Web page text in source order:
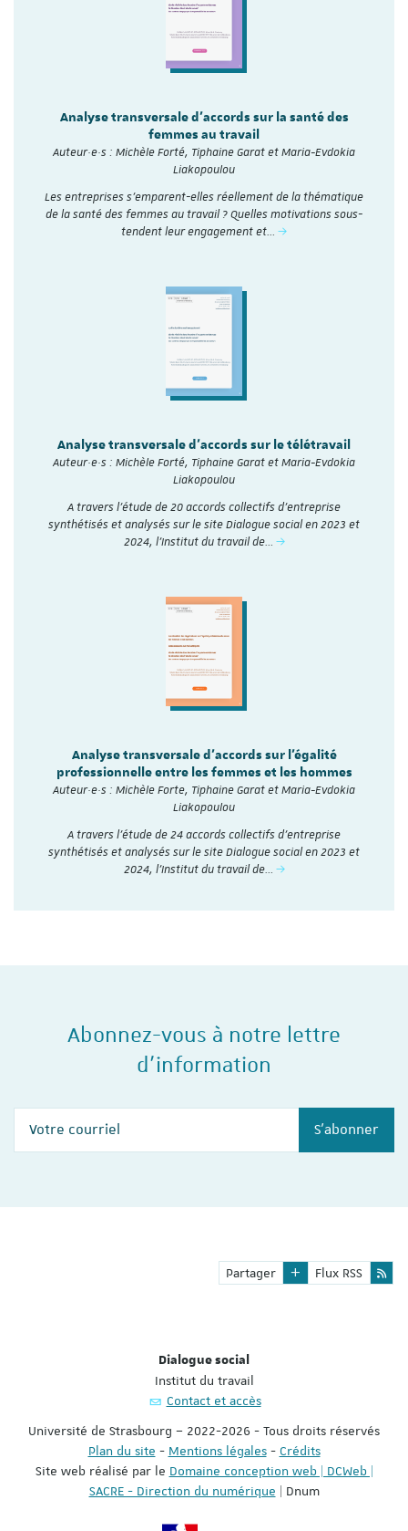
Analyse transversale d'accords sur la santé des
femmes au travail
Auteur·e·s : Michèle Forté, Tiphaine Garat et Maria-Evdokia
Liakopoulou
Les entreprises s’emparent-elles réellement de la thématique
de la santé des femmes au travail ? Quelles motivations sous-
tendent leur engagement et…
Analyse transversale d'accords sur le télétravail
Auteur·e·s : Michèle Forté, Tiphaine Garat et Maria-Evdokia
Liakopoulou
A travers l’étude de 20 accords collectifs d’entreprise
synthétisés et analysés sur le site Dialogue social en 2023 et
2024, l'Institut du travail de…
Analyse transversale d'accords sur l'égalité
professionnelle entre les femmes et les hommes
Auteur·e·s : Michèle Forte, Tiphaine Garat et Maria-Evdokia
Liakopoulou
A travers l’étude de 24 accords collectifs d’entreprise
synthétisés et analysés sur le site Dialogue social en 2023 et
2024, l'Institut du travail de…
Abonnez-vous à notre lettre
d'information
S'abonner
Partager Flux RSS
Dialogue social
Institut du travail
Contact et accès
Université de Strasbourg – 2022-2026 - Tous droits réservés
Plan du site - Mentions légales- Crédits
Site web réalisé par le Domaine conception web | DCWeb |
SACRE - Direction du numérique | Dnum